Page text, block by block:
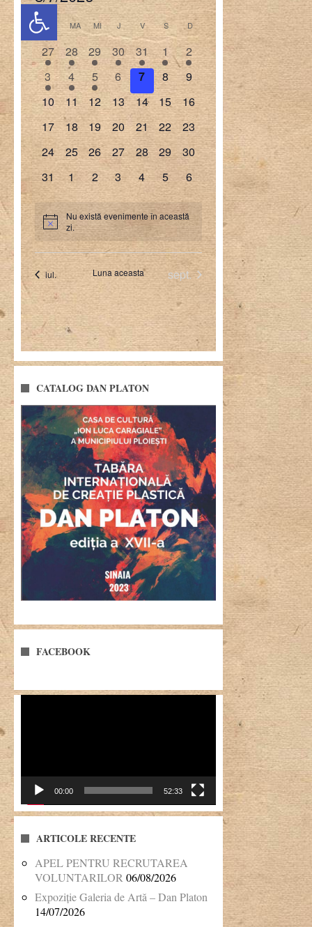
CATALOG DAN PLATON
FACEBOOK
00:00 52:33
ARTICOLE RECENTE
APEL PENTRU RECRUTAREA
VOLUNTARILOR06/08/2026
Expoziție Galeria de Artă – Dan Platon
14/07/2026